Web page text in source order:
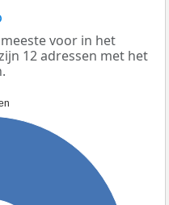
voor in het
12 adressen met het